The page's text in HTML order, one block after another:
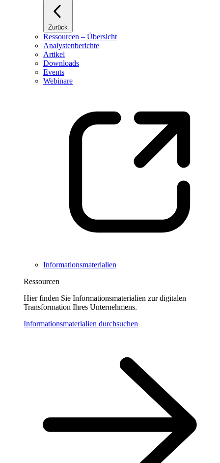
Zurück
Ressourcen – Übersicht
Analystenberichte
Artikel
Downloads
Events
Webinare
Informationsmaterialien
Ressourcen
Hier finden Sie Informationsmaterialien zur digitalen
Transformation Ihres Unternehmens.
Informationsmaterialien durchsuchen